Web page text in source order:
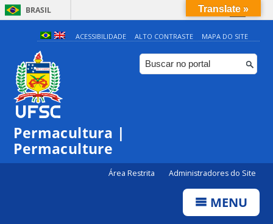
BRASIL
Simplifique!
Comunica BR
Participe
ACESSIBILIDADE ALTO CONTRASTE MAPA DO SITE
Permacultura |
Permaculture
Área Restrita Administradores do Site
MENU
Translate »